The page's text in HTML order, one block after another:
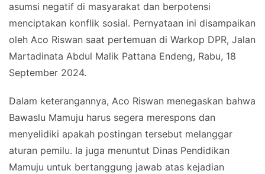
asumsi negatif di masyarakat dan berpotensi
menciptakan konflik sosial. Pernyataan ini disampaikan
oleh Aco Riswan saat pertemuan di Warkop DPR, Jalan
Martadinata Abdul Malik Pattana Endeng, Rabu, 18
September 2024.
Dalam keterangannya, Aco Riswan menegaskan bahwa
Bawaslu Mamuju harus segera merespons dan
menyelidiki apakah postingan tersebut melanggar
aturan pemilu. Ia juga menuntut Dinas Pendidikan
Mamuju untuk bertanggung jawab atas kejadian